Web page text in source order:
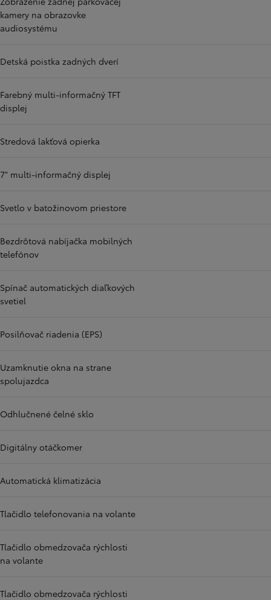
kamery na obrazovke
audiosystému
Detská poistka zadných dverí
Farebný multi-informačný TFT
displej
Stredová lakťová opierka
7" multi-informačný displej
Svetlo v batožinovom priestore
Bezdrôtová nabíjačka mobilných
telefónov
Spínač automatických diaľkových
svetiel
Posilňovač riadenia (EPS)
Uzamknutie okna na strane
spolujazdca
Odhlučnené čelné sklo
Digitálny otáčkomer
Automatická klimatizácia
Tlačidlo telefonovania na volante
Tlačidlo obmedzovača rýchlosti
na volante
Tlačidlo obmedzovača rýchlosti